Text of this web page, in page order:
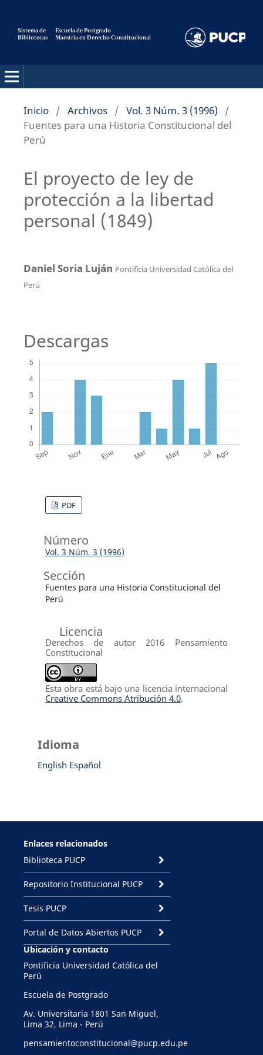
Sistema de
Bibliotecas
Escuela de Postgrado
Maestria en Derecho Constitucional
Inicio / Archivos / Vol. 3 Núm. 3 (1996)
/
Fuentes para una Historia Constitucional del
Perú
El proyecto de ley de
protección a la libertad
personal (1849)
Daniel Soria Luján Pontificia Universidad Católica del
Perú
Descargas
PDF
Número
Vol. 3 Núm. 3 (1996)
Sección
Fuentes para una Historia Constitucional del
Perú
Licencia
Derechos de autor 2016 Pensamiento
Constitucional
Esta obra está bajo una licencia internacional
Creative Commons Atribución 4.0.
Idioma
English Español
Enlaces relacionados
Biblioteca PUCP
Repositorio Institucional PUCP
Tesis PUCP
Portal de Datos Abiertos PUCP
Ubicación y contacto
Pontificia Universidad Católica del
Perú
Escuela de Postgrado
Av. Universitaria 1801 San Miguel,
Lima 32, Lima - Perú
pensamientoconstitucional@pucp.edu.pe